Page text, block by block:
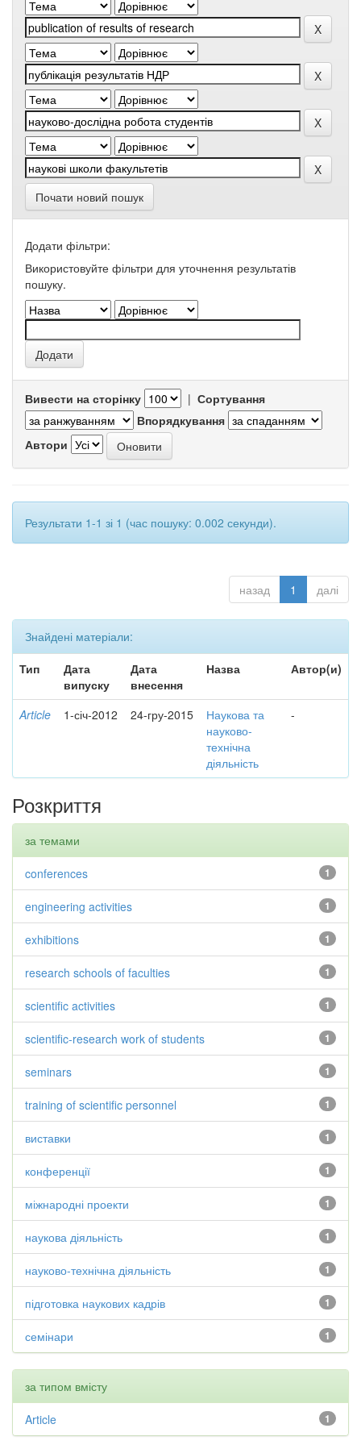
Почати новий пошук
Додати фільтри:
Використовуйте фільтри для уточнення результатів
пошуку.
Вивести на сторінку | Сортування
Впорядкування
Автори
Результати 1-1 зі 1 (час пошуку: 0.002 секунди).
назад 1 далі
Знайдені матеріали:
Тип
Дата
випуску
Дата
внесення
Назва Автор(и)
Article 1-січ-2012 24-гру-2015
Наукова та
науково-
технічна
діяльність
-
Розкриття
за темами
1
conferences
1
engineering activities
1
exhibitions
1
research schools of faculties
1
scientific activities
1
scientific-research work of students
1
seminars
1
training of scientific personnel
1
виставки
1
конференції
1
міжнародні проекти
1
наукова діяльність
1
науково-технічна діяльність
1
підготовка наукових кадрів
1
семінари
за типом вмісту
1
Article